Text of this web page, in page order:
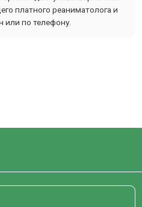
платного реаниматолога и
или по телефону.